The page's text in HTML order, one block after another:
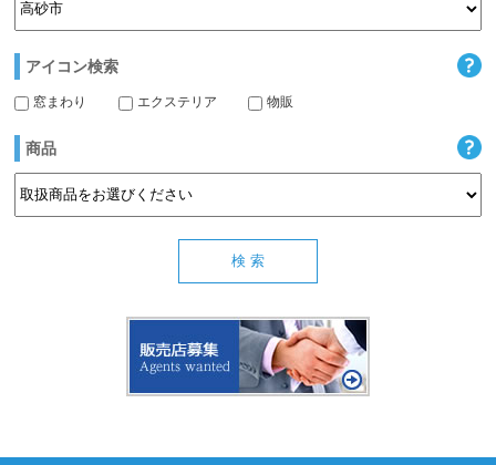
アイコン検索
窓まわり エクステリア 物販
商品